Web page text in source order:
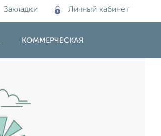
Закладки Личный кабинет
КОММЕРЧЕСКАЯ